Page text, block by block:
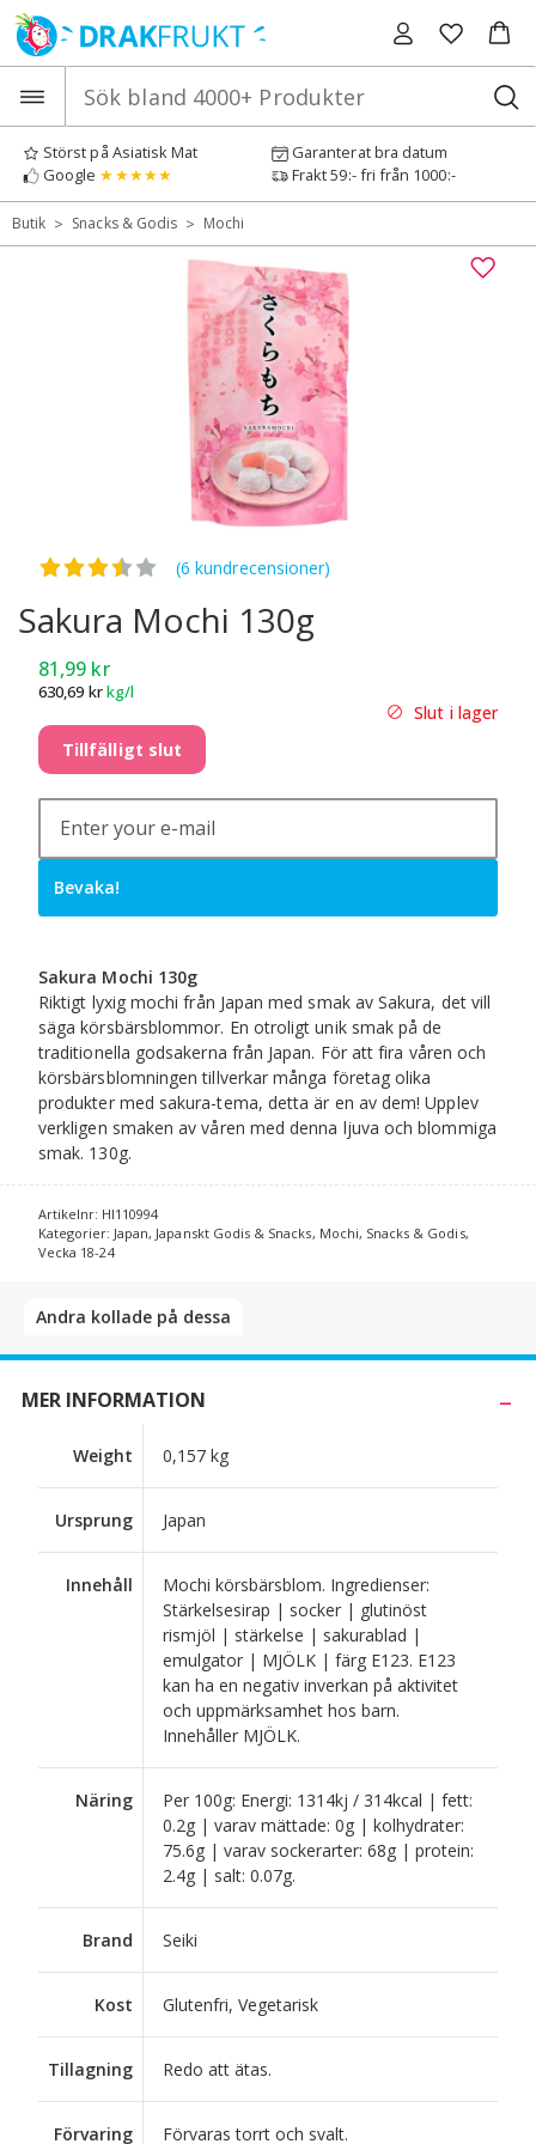
Hoppa
till
innehåll
Störst på Asiatisk Mat
Garanterat bra datum
Google ★★★★★ Frakt 59:- fri från 1000:-
Butik > Snacks & Godis > Mochi
Betygsatt3.50av 5
(6 kundrecensioner)
Sakura Mochi 130g
81,99 kr
630,69 krkg/l
Slut i lager
Tillfälligt slut
Bevaka!
Sakura Mochi 130g
Riktigt lyxig mochi från Japan med smak av Sakura, det vill
säga körsbärsblommor. En otroligt unik smak på de
traditionella godsakerna från Japan. För att fira våren och
körsbärsblomningen tillverkar många företag olika
produkter med sakura-tema, detta är en av dem! Upplev
verkligen smaken av våren med denna ljuva och blommiga
smak. 130g.
Artikelnr: HI110994
Kategorier: Japan, Japanskt Godis & Snacks, Mochi, Snacks & Godis,
Vecka 18-24
Andra kollade på dessa​
MER INFORMATION
Weight 0,157 kg
Ursprung Japan
Innehåll
Mochi körsbärsblom. Ingredienser:
Stärkelsesirap | socker | glutinöst
rismjöl | stärkelse | sakurablad |
emulgator | MJÖLK | färg E123. E123
kan ha en negativ inverkan på aktivitet
och uppmärksamhet hos barn.
Innehåller MJÖLK.
Näring
Per 100g: Energi: 1314kj / 314kcal | fett:
0.2g | varav mättade: 0g | kolhydrater:
75.6g | varav sockerarter: 68g | protein:
2.4g | salt: 0.07g.
Brand Seiki
Kost Glutenfri, Vegetarisk
Tillagning Redo att ätas.
Förvaring Förvaras torrt och svalt.